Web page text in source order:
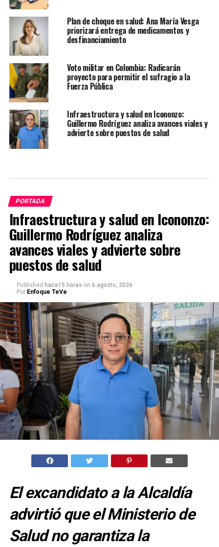
Plan de choque en salud: Ana María Vesga
priorizará entrega de medicamentos y
desfinanciamiento
Voto militar en Colombia: Radicarán
proyecto para permitir el sufragio a la
Fuerza Pública
Infraestructura y salud en Icononzo:
Guillermo Rodríguez analiza avances viales y
advierte sobre puestos de salud
PORTADA
Infraestructura y salud en Icononzo:
Guillermo Rodríguez analiza
avances viales y advierte sobre
puestos de salud
Published hace15 horas on 6 agosto, 2026
Por Enfoque TeVe
El excandidato a la Alcaldía
advirtió que el Ministerio de
Salud no garantiza la